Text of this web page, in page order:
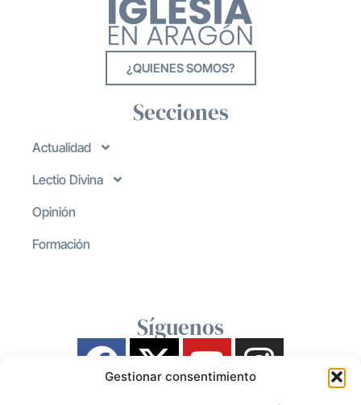
Gestionar consentimiento
¿QUIENES SOMOS?
Secciones
Actualidad
Lectio Divina
Opinión
Formación
Síguenos